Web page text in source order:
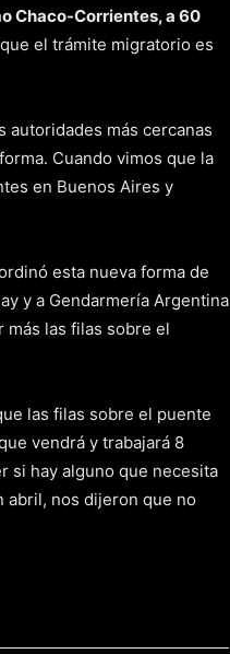
Chaco-Corrientes, a 60
el trámite migratorio es
más cercanas
Cuando vimos que la
en Buenos Aires y
esta nueva forma de
y a Gendarmería Argentina
más las filas sobre el
las filas sobre el puente
vendrá y trabajará 8
si hay alguno que necesita
abril, nos dijeron que no